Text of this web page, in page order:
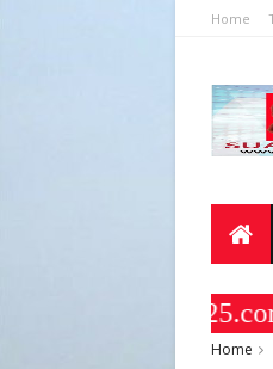
Home
"
Home